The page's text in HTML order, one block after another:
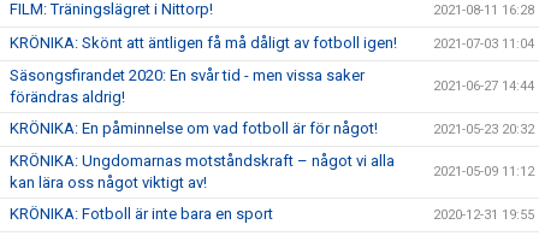
FILM: Träningslägret i Nittorp! 2021-08-11 16:28
KRÖNIKA: Skönt att äntligen få må dåligt av fotboll igen! 2021-07-03 11:04
Säsongsfirandet 2020: En svår tid - men vissa saker
förändras aldrig!
2021-06-27 14:44
KRÖNIKA: En påminnelse om vad fotboll är för något! 2021-05-23 20:32
KRÖNIKA: Ungdomarnas motståndskraft – något vi alla
kan lära oss något viktigt av!
2021-05-09 11:12
KRÖNIKA: Fotboll är inte bara en sport 2020-12-31 19:55